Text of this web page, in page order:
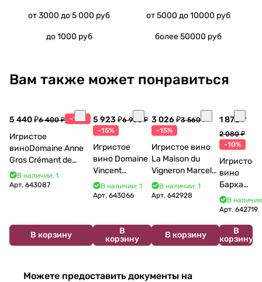
от 3000 до 5 000 руб от 5000 до 10000 руб
до 1000 руб более 50000 руб
Вам также может понравиться
5 440 ₽6 400 ₽ -15%
Игристое
виноDomaine Anne
Gros Crémant de
Bourgogne La Fun en
Bulles Chardonnay et
В наличии: 1
Арт. 643087
В корзину
5 923 ₽6 968 ₽
-15%
Игристое
вино Domaine
Vincent
Bouzereau
Crémant de
В наличии: 1
Арт.643066
В
корзину
3 026 ₽3 560 ₽
-15%
Игристое вино
La Maison du
Vigneron Marcel
Cabelier Cremant
du Jura
В наличии: 1
Арт. 642928
В корзину
1 872 ₽
2 080 ₽
-10%
Игристое
вино
Бархат
Остров
2025
В
Арт.642719
В
корзину
Можете предоставить документы на